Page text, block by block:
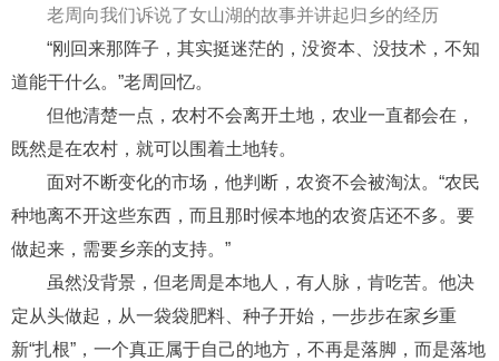
老周 向我们诉说了女山湖的故事并讲起归乡的经历
“刚回来那阵子，其实挺迷茫的，没资本、没技术，不知
道能干什么。”老周 回忆。
但他清楚一点，农村不会离开土地，农业一直都会在，
既然是在农村，就可以围着土地转。
面对不断变化的市场，他判断，农资不会被淘汰。“农民
种地离不开这些东西，而且那时候本地的农资店还不多。要
做起来， 需要乡亲的支持。 ”
虽然没背景，但老周是本地人，有人脉，肯吃苦。他决
定从头做起 ，从一袋袋肥料、种子开始 ， 一步步在家乡重
新“扎根” ， 一个真正属于自己的地方，不再是落脚，而是落地